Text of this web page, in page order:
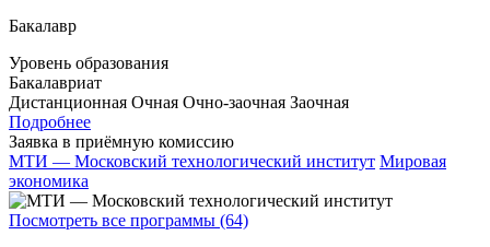
Бакалавр
Уровень образования
Бакалавриат
Дистанционная Очная Очно-заочная Заочная
Подробнее
Заявка в приёмную комиссию
МТИ — Московский технологический институт Мировая
экономика
Посмотреть все программы (64)